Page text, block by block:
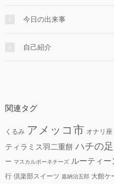
今日の出来事
自己紹介
関連タグ
くるみ アメッコ市 オナリ座
ティラミス羽二重餅 ハチの
ー マスカルポーネチーズ ルーティー
行 倶楽部スイーツ 嘉納治五郎 大館ケ